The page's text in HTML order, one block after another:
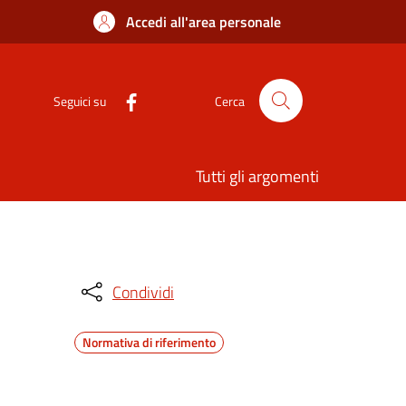
Accedi all'area personale
Seguici su Cerca
Tutti gli argomenti
Condividi
Normativa di riferimento